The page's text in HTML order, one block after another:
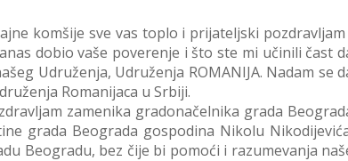
komšije sve vas toplo i prijateljski
dobio vaše poverenje i što ste mi učinili čast
Udruženja, Udruženja ROMANIJA. Nadam se
Romanijaca u Srbiji.
zamenika gradonačelnika grada
grada Beograda gospodina Nikolu
Beogradu, bez čije bi pomoći i razumevanja